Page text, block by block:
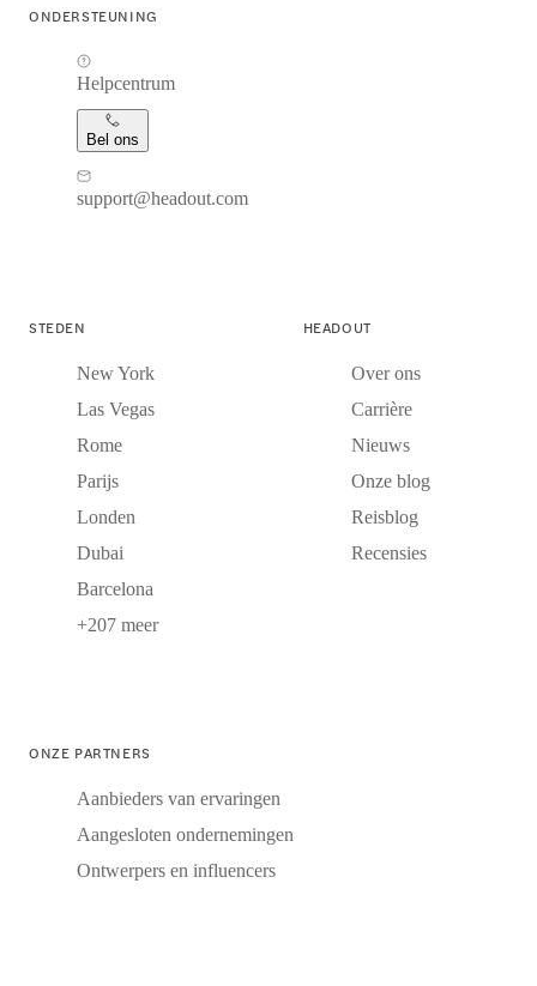
ONDERSTEUNING
Helpcentrum
Bel ons
support@headout.com
STEDEN
New York
Las Vegas
Rome
Parijs
Londen
Dubai
Barcelona
+207 meer
HEADOUT
Over ons
Carrière
Nieuws
Onze blog
Reisblog
Recensies
ONZE PARTNERS
Aanbieders van ervaringen
Aangesloten ondernemingen
Ontwerpers en influencers